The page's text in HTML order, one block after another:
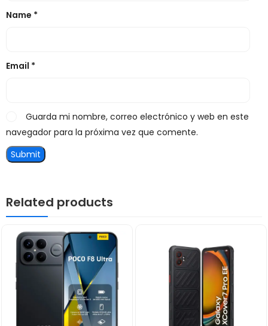
Name *
Email *
Guarda mi nombre, correo electrónico y web en este
navegador para la próxima vez que comente.
Related products